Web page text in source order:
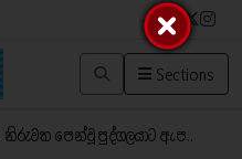
Sections
නිරුවත පෙන්වූ පුද්ගලයාට ඇප..